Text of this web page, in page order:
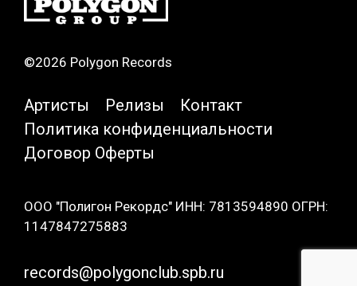
©2026 Polygon Records
Артисты Релизы
Контакт
Политика конфиденциальности
Договор Оферты
ООО "Полигон Рекордс" ИНН: 7813594890 ОГРН:
1147847275883
records@polygonclub.spb.ru